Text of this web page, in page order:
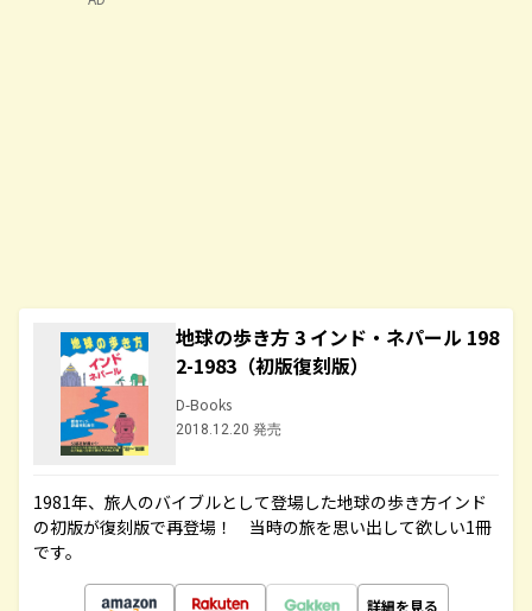
地球の歩き方 3 インド・ネパール 198
2-1983（初版復刻版）
D-Books
2018.12.20 発売
1981年、旅人のバイブルとして登場した地球の歩き方インド
の初版が復刻版で再登場！ 当時の旅を思い出して欲しい1冊
です。
詳細を見る